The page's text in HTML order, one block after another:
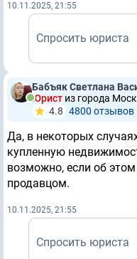
10.11.2025, 21:55
Спросить юриста
Бабъяк Светлана
Юрист из города
4.8 4800 отзывов
Да, в некоторых
купленную
возможно, если об
продавцом.
10.11.2025, 21:55
Спросить юриста